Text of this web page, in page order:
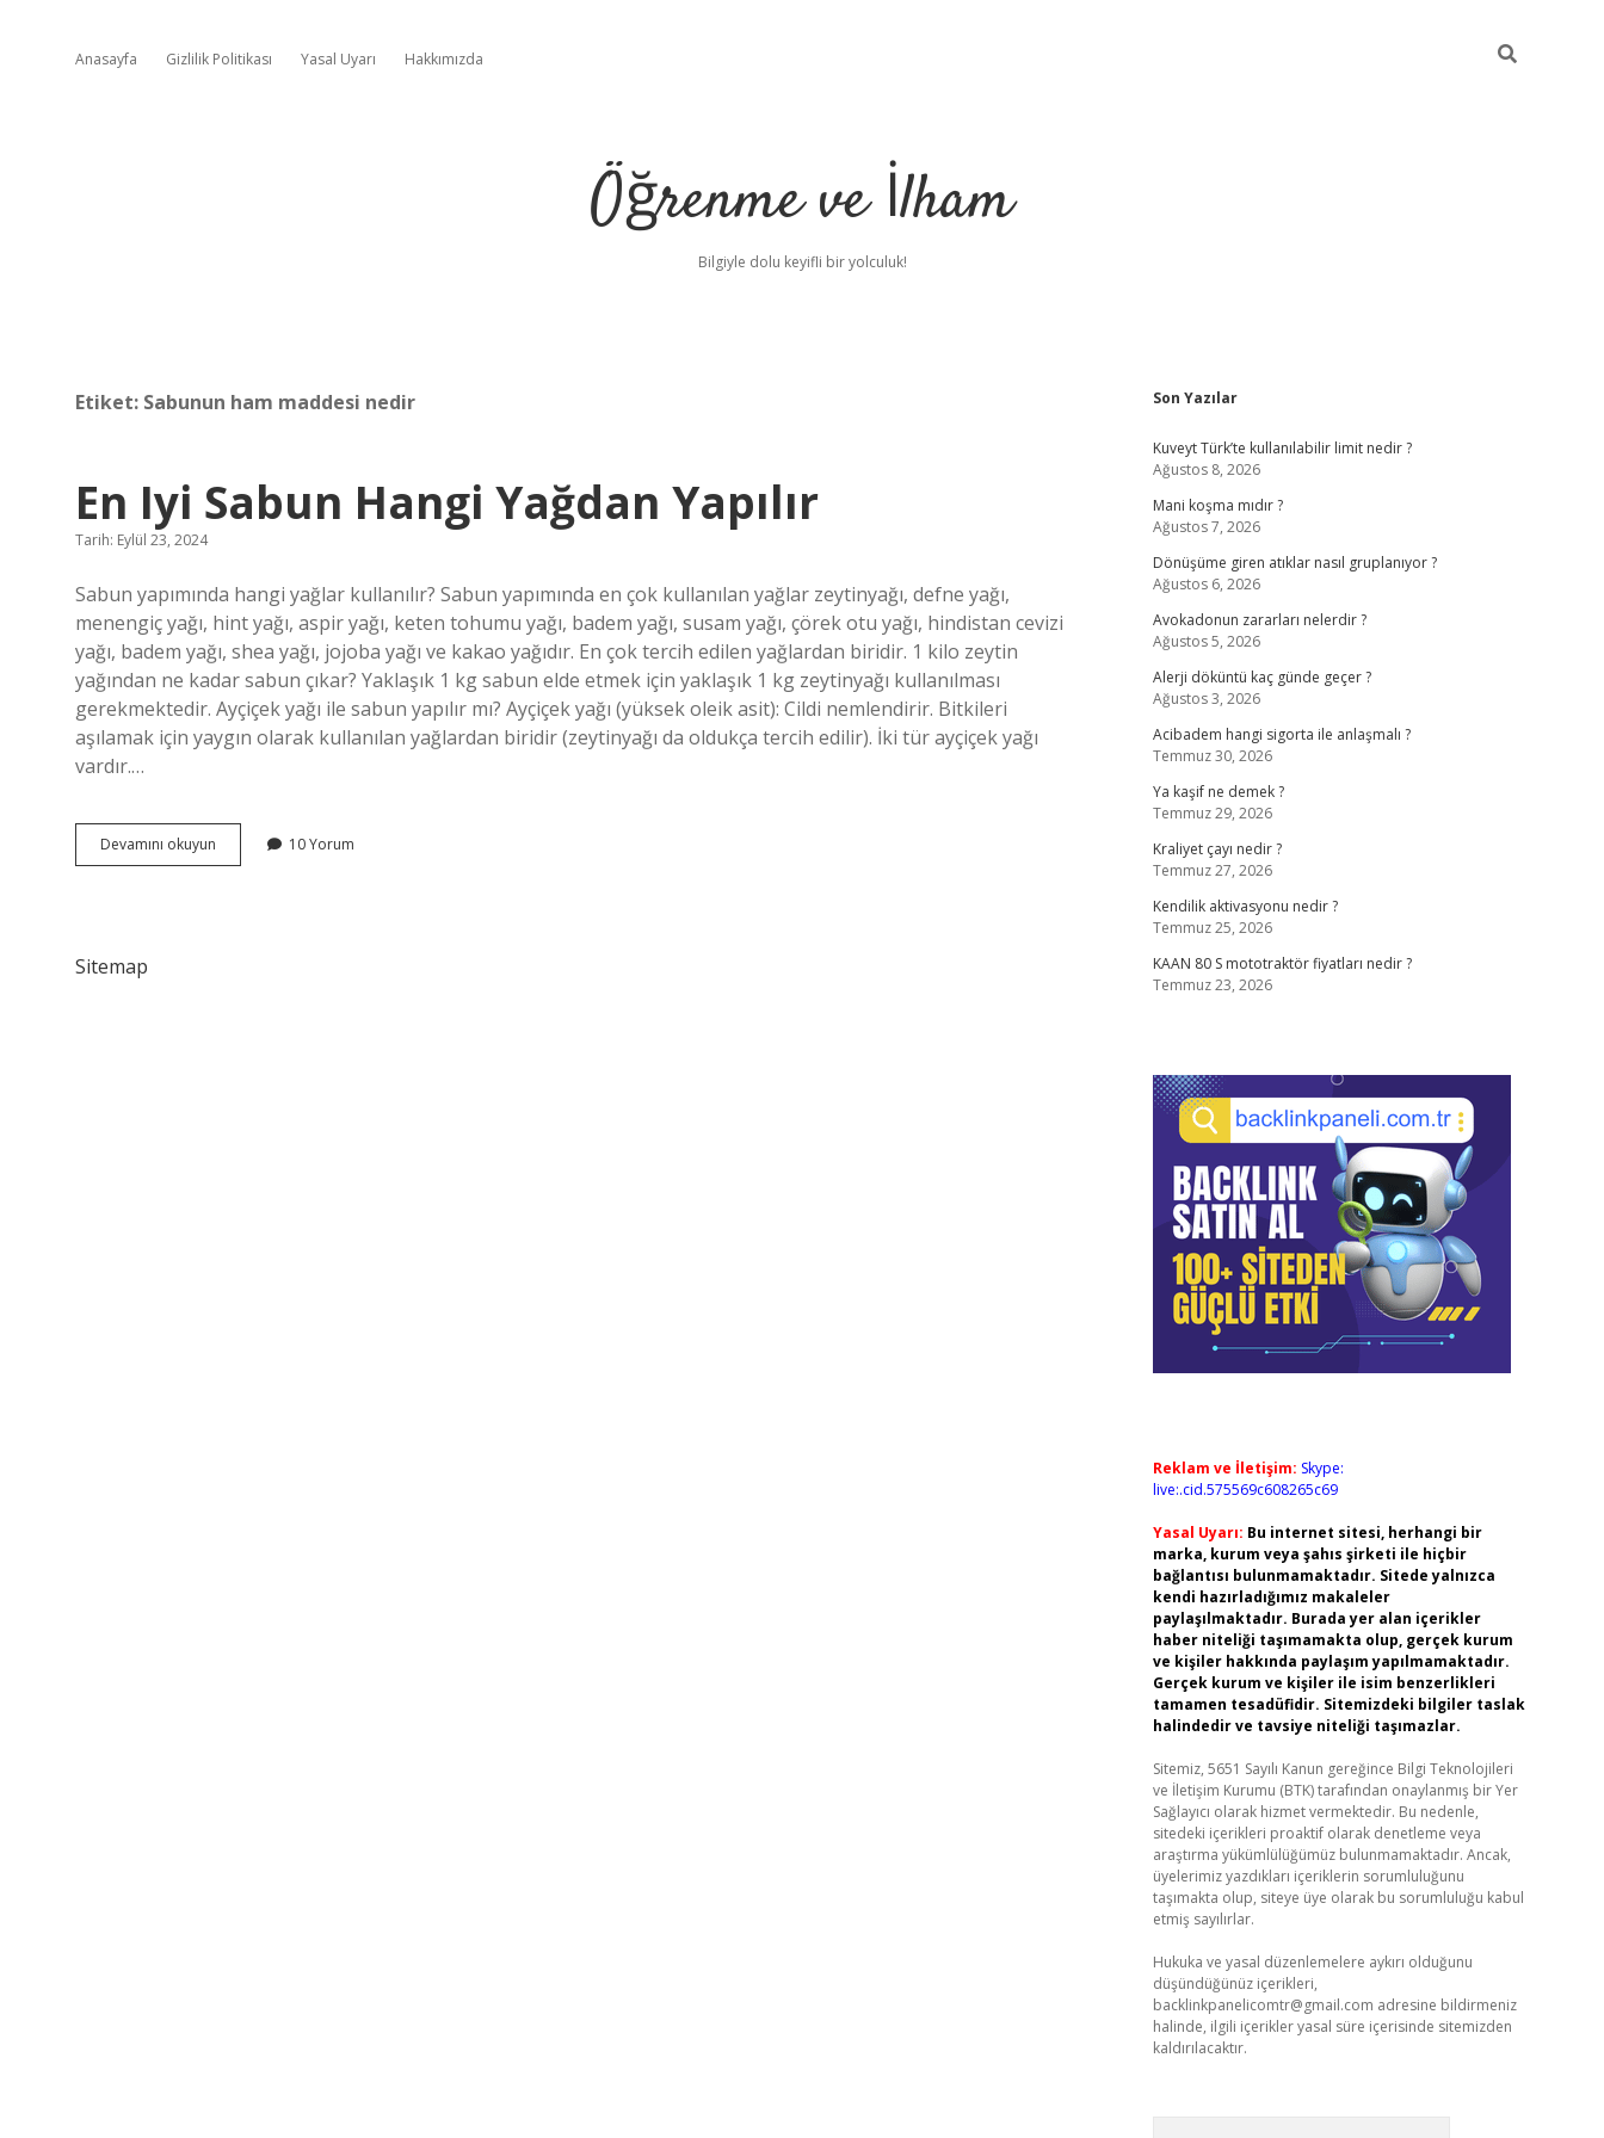
Anasayfa Gizlilik Politikası Yasal Uyarı Hakkımızda
Öğrenme ve İlham
Bilgiyle dolu keyifli bir yolculuk!
Etiket: Sabunun ham maddesi nedir
En Iyi Sabun Hangi Yağdan Yapılır
Tarih: Eylül 23, 2024
Sabun yapımında hangi yağlar kullanılır? Sabun yapımında en çok kullanılan yağlar zeytinyağı, defne yağı,
menengiç yağı, hint yağı, aspir yağı, keten tohumu yağı, badem yağı, susam yağı, çörek otu yağı, hindistan cevizi
yağı, badem yağı, shea yağı, jojoba yağı ve kakao yağıdır. En çok tercih edilen yağlardan biridir. 1 kilo zeytin
yağından ne kadar sabun çıkar? Yaklaşık 1 kg sabun elde etmek için yaklaşık 1 kg zeytinyağı kullanılması
gerekmektedir. Ayçiçek yağı ile sabun yapılır mı? Ayçiçek yağı (yüksek oleik asit): Cildi nemlendirir. Bitkileri
aşılamak için yaygın olarak kullanılan yağlardan biridir (zeytinyağı da oldukça tercih edilir). İki tür ayçiçek yağı
vardır.…
Devamını okuyun
Iyi
10 Yorum
Sitemap
Sidebar
Son Yazılar
Kuveyt Türk’te kullanılabilir limit nedir ?
Ağustos 8, 2026
Mani koşma mıdır ?
Ağustos 7, 2026
Dönüşüme giren atıklar nasıl gruplanıyor ?
Ağustos 6, 2026
Avokadonun zararları nelerdir ?
Ağustos 5, 2026
Alerji döküntü kaç günde geçer ?
Ağustos 3, 2026
Acibadem hangi sigorta ile anlaşmalı ?
Temmuz 30, 2026
Ya kaşif ne demek ?
Temmuz 29, 2026
Kraliyet çayı nedir ?
Temmuz 27, 2026
Kendilik aktivasyonu nedir ?
Temmuz 25, 2026
KAAN 80 S mototraktör fiyatları nedir ?
Temmuz 23, 2026
Reklam ve İletişim: Skype:
live:.cid.575569c608265c69
Yasal Uyarı: Bu internet sitesi, herhangi bir
marka, kurum veya şahıs şirketi ile hiçbir
bağlantısı bulunmamaktadır. Sitede yalnızca
kendi hazırladığımız makaleler
paylaşılmaktadır. Burada yer alan içerikler
haber niteliği taşımamakta olup, gerçek kurum
ve kişiler hakkında paylaşım yapılmamaktadır.
Gerçek kurum ve kişiler ile isim benzerlikleri
tamamen tesadüfidir. Sitemizdeki bilgiler taslak
halindedir ve tavsiye niteliği taşımazlar.
Sitemiz, 5651 Sayılı Kanun gereğince Bilgi Teknolojileri
ve İletişim Kurumu (BTK) tarafından onaylanmış bir Yer
Sağlayıcı olarak hizmet vermektedir. Bu nedenle,
sitedeki içerikleri proaktif olarak denetleme veya
araştırma yükümlülüğümüz bulunmamaktadır. Ancak,
üyelerimiz yazdıkları içeriklerin sorumluluğunu
taşımakta olup, siteye üye olarak bu sorumluluğu kabul
etmiş sayılırlar.
Hukuka ve yasal düzenlemelere aykırı olduğunu
düşündüğünüz içerikleri,
backlinkpanelicomtr@gmail.com adresine bildirmeniz
halinde, ilgili içerikler yasal süre içerisinde sitemizden
kaldırılacaktır.